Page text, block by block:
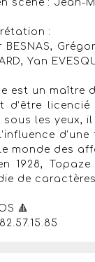
scène : Jean-
:
BESNAS,
Yan
est un maître
d’être
sous les yeux,
monde des
1928,
de
🔺